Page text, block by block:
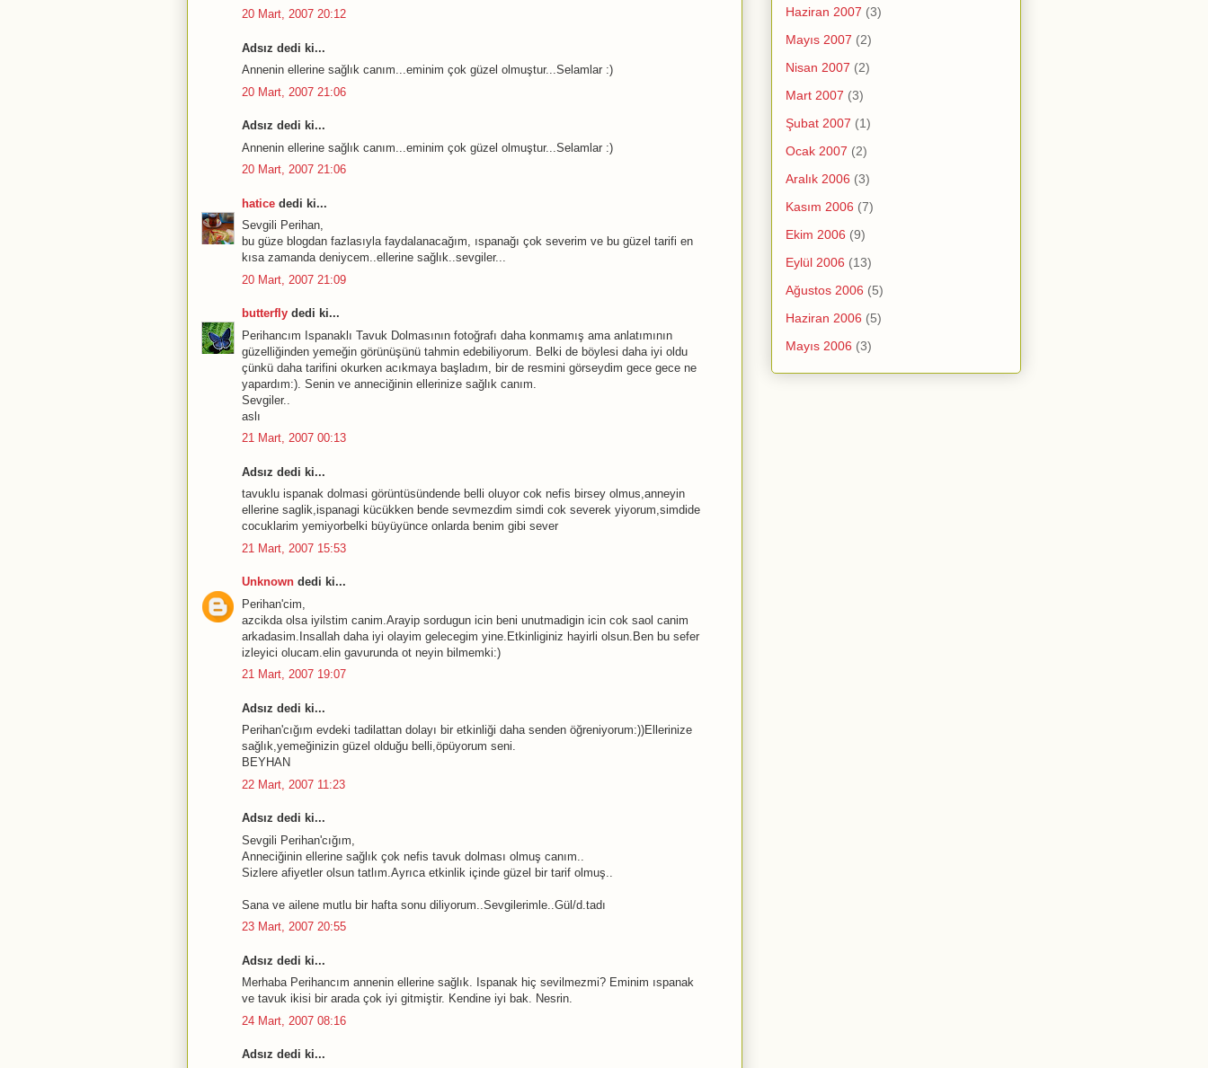
20 Mart, 2007 20:12
Adsız dedi ki...
Annenin ellerine sağlık canım...eminim çok güzel olmuştur...Selamlar :)
20 Mart, 2007 21:06
Adsız dedi ki...
Annenin ellerine sağlık canım...eminim çok güzel olmuştur...Selamlar :)
20 Mart, 2007 21:06
hatice dedi ki...
Sevgili Perihan,
bu güze blogdan fazlasıyla faydalanacağım, ıspanağı çok severim ve bu güzel tarifi en
kısa zamanda deniycem..ellerine sağlık..sevgiler...
20 Mart, 2007 21:09
butterfly dedi ki...
Perihancım Ispanaklı Tavuk Dolmasının fotoğrafı daha konmamış ama anlatımının
güzelliğinden yemeğin görünüşünü tahmin edebiliyorum. Belki de böylesi daha iyi oldu
çünkü daha tarifini okurken acıkmaya başladım, bir de resmini görseydim gece gece ne
yapardım:). Senin ve anneciğinin ellerinize sağlık canım.
Sevgiler..
aslı
21 Mart, 2007 00:13
Adsız dedi ki...
tavuklu ispanak dolmasi görüntüsündende belli oluyor cok nefis birsey olmus,anneyin
ellerine saglik,ispanagi kücükken bende sevmezdim simdi cok severek yiyorum,simdide
cocuklarim yemiyorbelki büyüyünce onlarda benim gibi sever
21 Mart, 2007 15:53
Unknown dedi ki...
Perihan'cim,
azcikda olsa iyilstim canim.Arayip sordugun icin beni unutmadigin icin cok saol canim
arkadasim.Insallah daha iyi olayim gelecegim yine.Etkinliginiz hayirli olsun.Ben bu sefer
izleyici olucam.elin gavurunda ot neyin bilmemki:)
21 Mart, 2007 19:07
Adsız dedi ki...
Perihan'cığım evdeki tadilattan dolayı bir etkinliği daha senden öğreniyorum:))Ellerinize
sağlık,yemeğinizin güzel olduğu belli,öpüyorum seni.
BEYHAN
22 Mart, 2007 11:23
Adsız dedi ki...
Sevgili Perihan'cığım,
Anneciğinin ellerine sağlık çok nefis tavuk dolması olmuş canım..
Sizlere afiyetler olsun tatlım.Ayrıca etkinlik içinde güzel bir tarif olmuş..
Sana ve ailene mutlu bir hafta sonu diliyorum..Sevgilerimle..Gül/d.tadı
23 Mart, 2007 20:55
Adsız dedi ki...
Merhaba Perihancım annenin ellerine sağlık. Ispanak hiç sevilmezmi? Eminim ıspanak
ve tavuk ikisi bir arada çok iyi gitmiştir. Kendine iyi bak. Nesrin.
24 Mart, 2007 08:16
Adsız dedi ki...
Haziran 2007 (3)
Mayıs 2007 (2)
Nisan 2007 (2)
Mart 2007 (3)
Şubat 2007 (1)
Ocak 2007 (2)
Aralık 2006 (3)
Kasım 2006 (7)
Ekim 2006 (9)
Eylül 2006 (13)
Ağustos 2006 (5)
Haziran 2006 (5)
Mayıs 2006 (3)